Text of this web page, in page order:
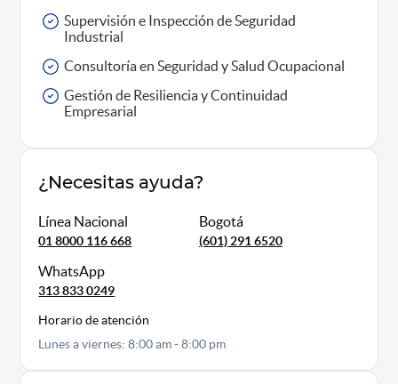
Supervisión e Inspección de Seguridad
Industrial
Consultoría en Seguridad y Salud Ocupacional
Gestión de Resiliencia y Continuidad
Empresarial
¿Necesitas ayuda?
Línea Nacional
01 8000 116 668
Bogotá
(601) 291 6520
WhatsApp
313 833 0249
Horario de atención
Lunes a viernes: 8:00 am - 8:00 pm